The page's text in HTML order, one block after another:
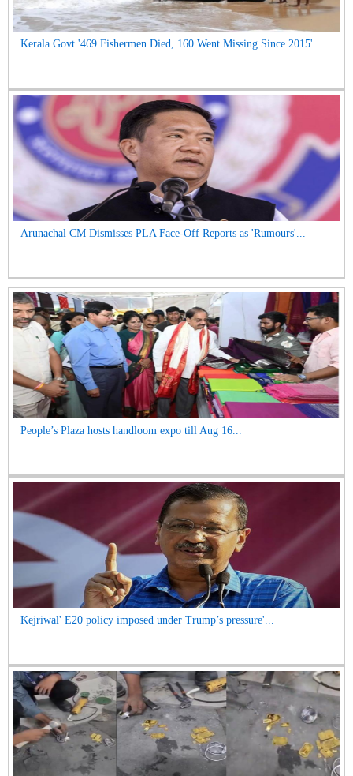
Kerala Govt '469 Fishermen Died, 160 Went Missing Since 2015'...
Arunachal CM Dismisses PLA Face-Off Reports as 'Rumours'...
People’s Plaza hosts handloom expo till Aug 16...
Kejriwal' E20 policy imposed under Trump’s pressure'...